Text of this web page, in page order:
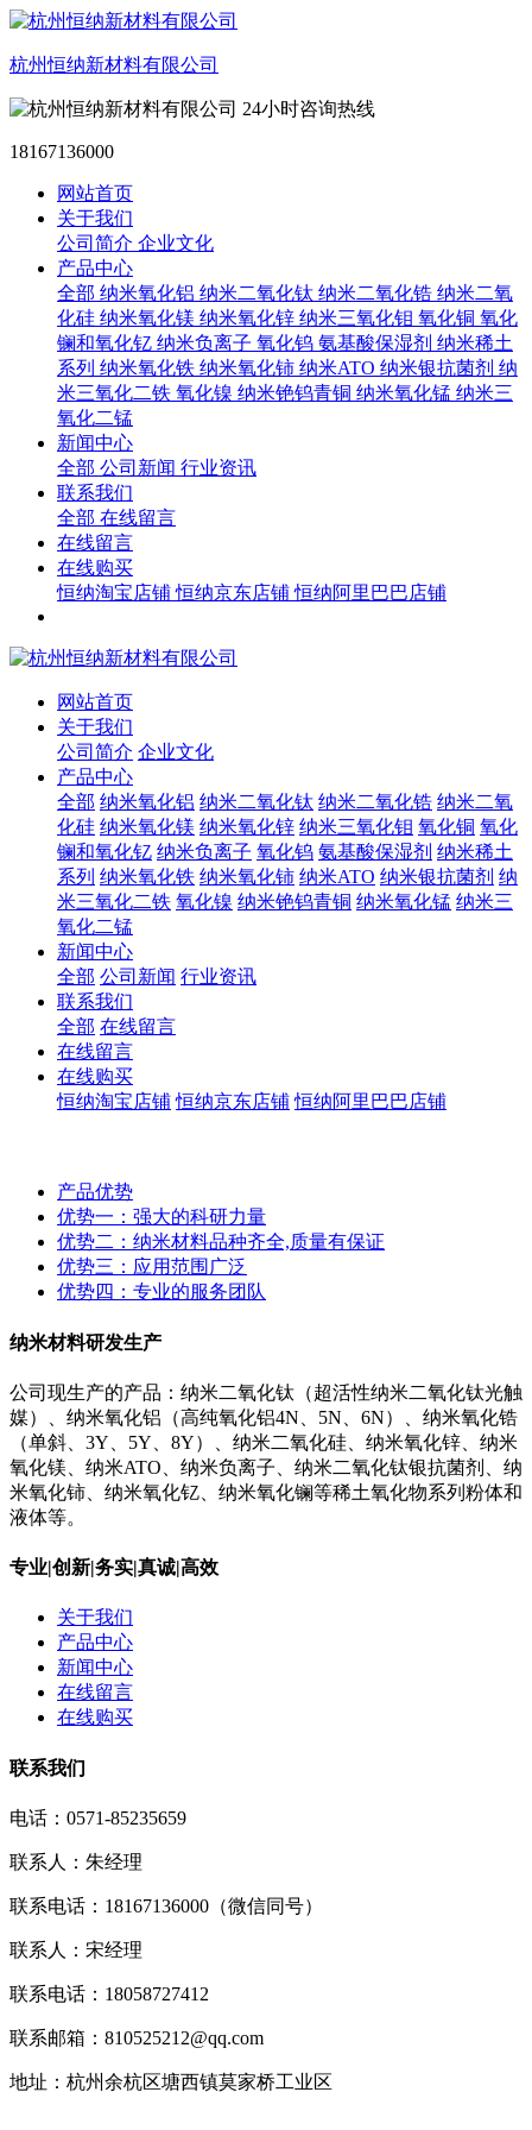
杭州恒纳新材料有限公司
24小时咨询热线
18167136000
网站首页
关于我们
公司简介 企业文化
产品中心
全部 纳米氧化铝 纳米二氧化钛 纳米二氧化锆 纳米二氧
化硅 纳米氧化镁 纳米氧化锌 纳米三氧化钼 氧化铜 氧化
镧和氧化钇 纳米负离子 氧化钨 氨基酸保湿剂 纳米稀土
系列 纳米氧化铁 纳米氧化铈 纳米ATO 纳米银抗菌剂 纳
米三氧化二铁 氧化镍 纳米铯钨青铜 纳米氧化锰 纳米三
氧化二锰
新闻中心
全部 公司新闻 行业资讯
联系我们
全部 在线留言
在线留言
在线购买
恒纳淘宝店铺 恒纳京东店铺 恒纳阿里巴巴店铺
网站首页
关于我们
公司简介 企业文化
产品中心
全部 纳米氧化铝 纳米二氧化钛 纳米二氧化锆 纳米二氧
化硅 纳米氧化镁 纳米氧化锌 纳米三氧化钼 氧化铜 氧化
镧和氧化钇 纳米负离子 氧化钨 氨基酸保湿剂 纳米稀土
系列 纳米氧化铁 纳米氧化铈 纳米ATO 纳米银抗菌剂 纳
米三氧化二铁 氧化镍 纳米铯钨青铜 纳米氧化锰 纳米三
氧化二锰
新闻中心
全部 公司新闻 行业资讯
联系我们
全部 在线留言
在线留言
在线购买
恒纳淘宝店铺 恒纳京东店铺 恒纳阿里巴巴店铺
产品优势
优势一：强大的科研力量
优势二：纳米材料品种齐全,质量有保证
优势三：应用范围广泛
优势四：专业的服务团队
纳米材料研发生产
公司现生产的产品：纳米二氧化钛（超活性纳米二氧化钛光触
媒）、纳米氧化铝（高纯氧化铝4N、5N、6N）、纳米氧化锆
（单斜、3Y、5Y、8Y）、纳米二氧化硅、纳米氧化锌、纳米
氧化镁、纳米ATO、纳米负离子、纳米二氧化钛银抗菌剂、纳
米氧化铈、纳米氧化钇、纳米氧化镧等稀土氧化物系列粉体和
液体等。
专业|创新|务实|真诚|高效
关于我们
产品中心
新闻中心
在线留言
在线购买
联系我们
电话：0571-85235659
联系人：朱经理
联系电话：18167136000（微信同号）
联系人：宋经理
联系电话：18058727412
联系邮箱：810525212@qq.com
地址：杭州余杭区塘西镇莫家桥工业区